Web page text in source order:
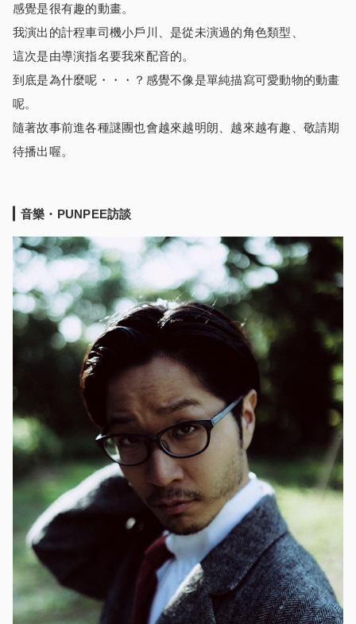
感覺是很有趣的動畫。
我演出的計程車司機小戶川、是從未演過的角色類型、
這次是由導演指名要我來配音的。
到底是為什麼呢・・・？感覺不像是單純描寫可愛動物的動畫
呢。
隨著故事前進各種謎團也會越來越明朗、越來越有趣、敬請期
待播出喔。
音樂・PUNPEE訪談